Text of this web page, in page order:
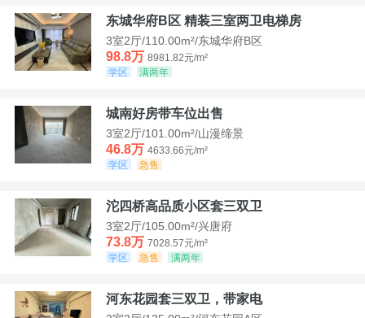
东城华府B区 精装三室两卫电梯房
3室2厅/110.00m²/东城华府B区
98.8万 8981.82元/m²
学区
满两年
城南好房带车位出售
3室2厅/101.00m²/山漫缔景
46.8万 4633.66元/m²
学区
急售
沱四桥高品质小区套三双卫
3室2厅/105.00m²/兴唐府
73.8万 7028.57元/m²
学区
急售 满两年
河东花园套三双卫，带家电